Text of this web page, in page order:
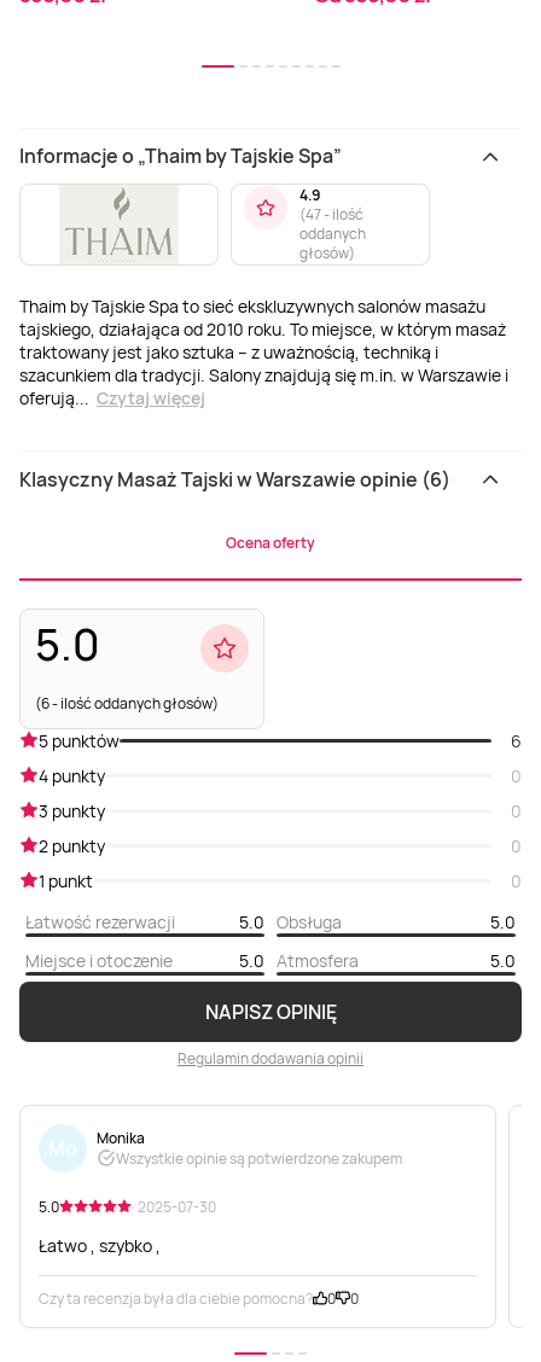
Informacje o „Thaim by Tajskie Spa”
Thaim by Tajskie Spa to sieć ekskluzywnych salonów masażu
tajskiego, działająca od 2010 roku. To miejsce, w którym masaż
traktowany jest jako sztuka – z uważnością, techniką i
szacunkiem dla tradycji. Salony znajdują się m.in. w Warszawie i
oferują... Czytaj więcej
4.9
(47 - ilość
oddanych
głosów)
Klasyczny Masaż Tajski w Warszawie opinie (6)
Ocena oferty
5.0
(6 - ilość oddanych głosów)
NAPISZ OPINIĘ
Regulamin dodawania opinii
5 punktów
6
4 punkty
0
3 punkty
0
2 punkty
0
1 punkt
0
Łatwość rezerwacji
5.0 Obsługa
5.0
Miejsce i otoczenie
5.0 Atmosfera 5.0
Mo
Monika
Wszystkie opinie są potwierdzone zakupem
5.0 · 2025-07-30
Łatwo , szybko ,
Czy ta recenzja była dla ciebie pomocna? 0 0